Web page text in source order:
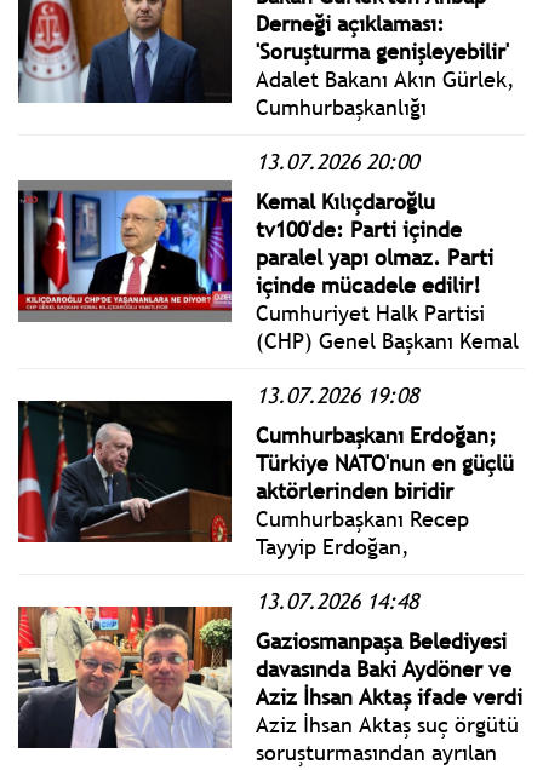
Mahkemesine başvuru
yapacaklarını duyurdular.
Derneği açıklaması:
'Soruşturma genişleyebilir'
Adalet Bakanı Akın Gürlek,
Cumhurbaşkanlığı
gerçekleştirilen Kabine
Toplantısı sonrası basın
mensuplarının sorularını
yanıtladı.
13.07.2026 20:00
Kemal Kılıçdaroğlu
tv100'de: Parti içinde
paralel yapı olmaz. Parti
içinde mücadele edilir!
Cumhuriyet Halk Partisi
(CHP) Genel Başkanı Kemal
ekranlarının konuğu oldu.
Kemal Kılıçdaroğlu, canlı
yayınlanan özel röportajda
Erdoğan Aktaş ve Başak
Şengül'ün sorularını
yanıtlıyor.
13.07.2026 19:08
Cumhurbaşkanı Erdoğan;
Türkiye NATO'nun en güçlü
aktörlerinden biridir
Cumhurbaşkanı Recep
Tayyip Erdoğan,
Külliyesinde
gerçekleştirilen
Cumhurbaşkanlığı Kabinesi
Toplantısı’nın ardından
basın açıklaması yaptı.
13.07.2026 14:48
Gaziosmanpaşa Belediyesi
davasında Baki Aydöner ve
Aziz İhsan Aktaş ifade verdi
Aziz İhsan Aktaş suç örgütü
soruşturmasından ayrılan